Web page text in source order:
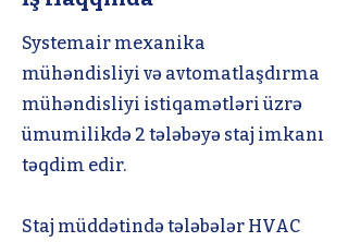
Systemair mexanika
mühəndisliyi və avtomatlaşdırma
mühəndisliyi istiqamətləri üzrə
ümumilikdə 2 tələbəyə staj imkanı
təqdim edir.
Staj müddətində tələbələr HVAC